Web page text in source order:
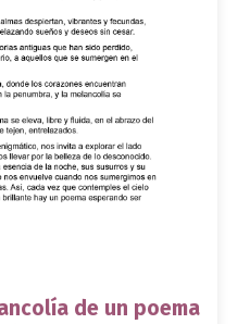
de un poema